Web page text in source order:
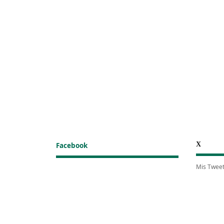
Facebook X
Mis